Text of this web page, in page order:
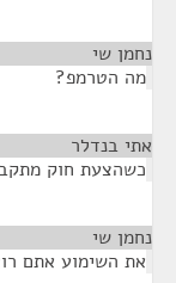
נחמן שי
מה הטרמפ?
אתי בנדלר
כשהצעת חוק
נחמן שי
את השימוע אתם